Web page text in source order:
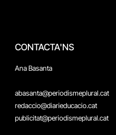
CONTACTA'NS
Ana Basanta
abasanta@periodismeplural.cat
redaccio@diarieducacio.cat
publicitat@periodismeplural.cat